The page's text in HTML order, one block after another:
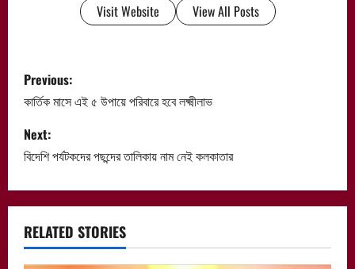
Visit Website View All Posts
P
o
s
t
n
a
Previous:
কার্তিক মাসে এই ৫ উপায়ে পরিবারে হবে লক্ষ্মীলাভ
Next:
বিদেশি পর্যটকদের পছন্দের তালিকায় নাম নেই কলকাতার
RELATED STORIES